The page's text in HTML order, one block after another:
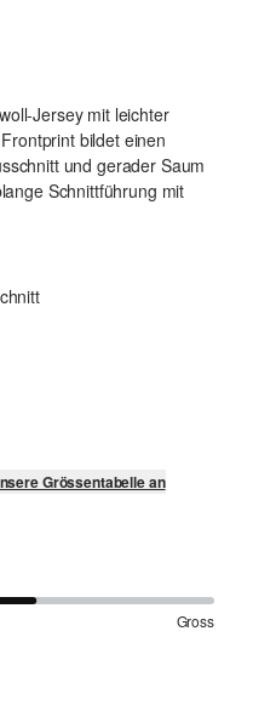
Jersey mit leichter
bildet einen
und gerader Saum
Schnittführung mit
Grössentabelle an
Gross